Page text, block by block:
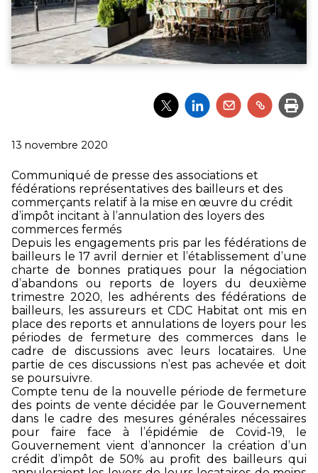
Partager
l'article
Partager
l'article
Partager
l'article
Partager
l'article
Publié
13 novembre 2020
Communiqué de presse des associations et
fédérations représentatives des bailleurs et des
commerçants relatif à la mise en œuvre du crédit
d’impôt incitant à l’annulation des loyers des
commerces fermés
Depuis les engagements pris par les fédérations de
bailleurs le 17 avril dernier et l’établissement d’une
charte de bonnes pratiques pour la négociation
d’abandons ou reports de loyers du deuxième
trimestre 2020, les adhérents des fédérations de
bailleurs, les assureurs et CDC Habitat ont mis en
place des reports et annulations de loyers pour les
périodes de fermeture des commerces dans le
cadre de discussions avec leurs locataires. Une
partie de ces discussions n’est pas achevée et doit
se poursuivre.
Compte tenu de la nouvelle période de fermeture
des points de vente décidée par le Gouvernement
dans le cadre des mesures générales nécessaires
pour faire face à l’épidémie de Covid-19, le
Gouvernement vient d’annoncer la création d’un
crédit d’impôt de 50% au profit des bailleurs qui